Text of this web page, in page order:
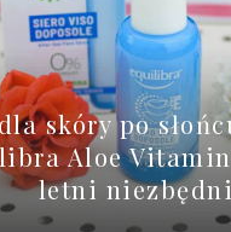
skóry po
Aloe
letni